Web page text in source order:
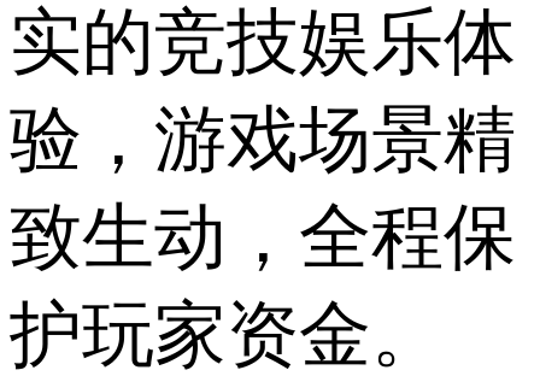
实的竞技娱乐体
验，游戏场景精
致生动，全程保
护玩家资金。